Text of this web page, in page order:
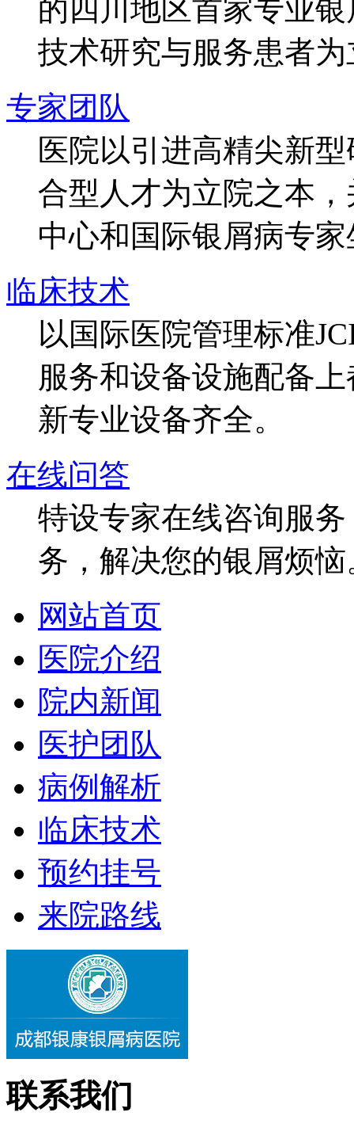
的四川地区首家专业
技术研究与服务患者
专家团队
医院以引进高精尖新
合型人才为立院之本
中心和国际银屑病专
临床技术
以国际医院管理标准
服务和设备设施配备
新专业设备齐全。
在线问答
特设专家在线咨询服
务，解决您的银屑烦恼
网站首页
医院介绍
院内新闻
医护团队
病例解析
临床技术
预约挂号
来院路线
联系我们